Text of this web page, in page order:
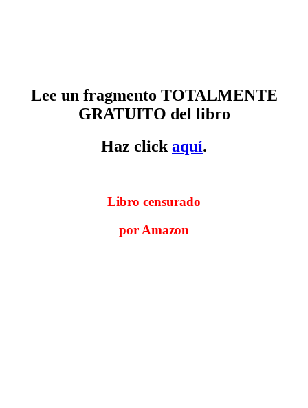
Lee un fragmento TOTALMENTE
GRATUITO del libro
Haz click aquí.
Libro censurado
por Amazon